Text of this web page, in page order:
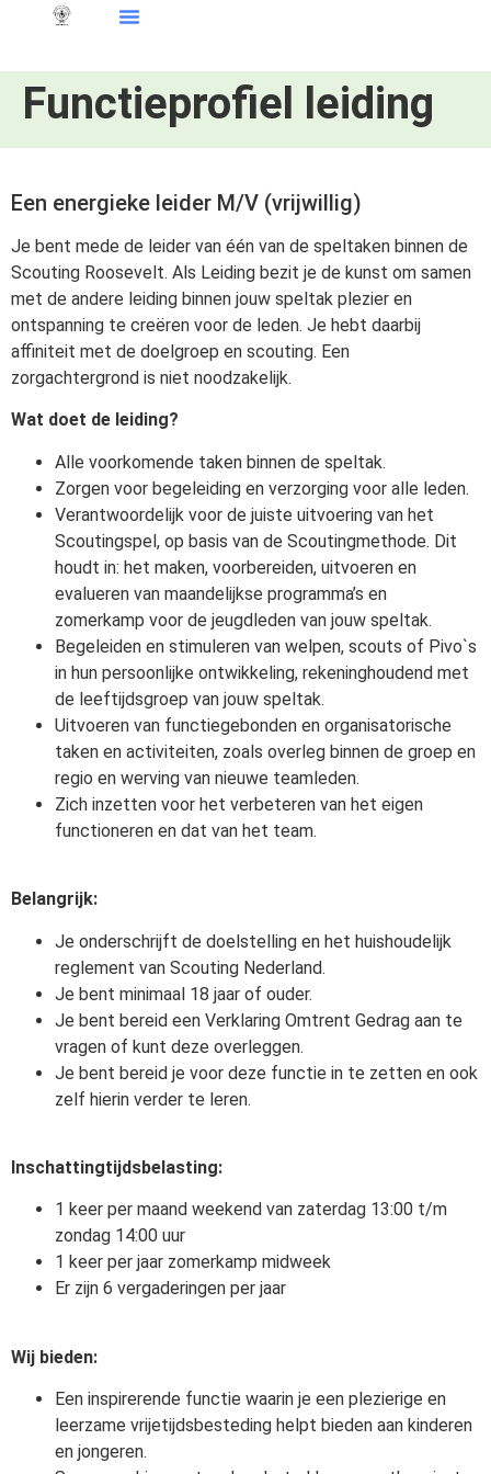
Functieprofiel leiding
Een energieke leider M/V (vrijwillig)
Je bent mede de leider van één van de speltaken binnen de
Scouting Roosevelt. Als Leiding bezit je de kunst om samen
met de andere leiding binnen jouw speltak plezier en
ontspanning te creëren voor de leden. Je hebt daarbij
affiniteit met de doelgroep en scouting. Een
zorgachtergrond is niet noodzakelijk.
Wat doet de leiding?
Alle voorkomende taken binnen de speltak.
Zorgen voor begeleiding en verzorging voor alle leden.
Verantwoordelijk voor de juiste uitvoering van het
Scoutingspel, op basis van de Scoutingmethode. Dit
houdt in: het maken, voorbereiden, uitvoeren en
evalueren van maandelijkse programma’s en
zomerkamp voor de jeugdleden van jouw speltak.
Begeleiden en stimuleren van welpen, scouts of Pivo`s
in hun persoonlijke ontwikkeling, rekeninghoudend met
de leeftijdsgroep van jouw speltak.
Uitvoeren van functiegebonden en organisatorische
taken en activiteiten, zoals overleg binnen de groep en
regio en werving van nieuwe teamleden.
Zich inzetten voor het verbeteren van het eigen
functioneren en dat van het team.
Belangrijk:
Je onderschrijft de doelstelling en het huishoudelijk
reglement van Scouting Nederland.
Je bent minimaal 18 jaar of ouder.
Je bent bereid een Verklaring Omtrent Gedrag aan te
vragen of kunt deze overleggen.
Je bent bereid je voor deze functie in te zetten en ook
zelf hierin verder te leren.
Inschattingtijdsbelasting:
1 keer per maand weekend van zaterdag 13:00 t/m
zondag 14:00 uur
1 keer per jaar zomerkamp midweek
Er zijn 6 vergaderingen per jaar
Wij bieden:
Een inspirerende functie waarin je een plezierige en
leerzame vrijetijdsbesteding helpt bieden aan kinderen
en jongeren.